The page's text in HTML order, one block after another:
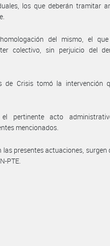
los que deberán tramitar
del mismo, el
colectivo, sin perjuicio del
de Crisis tomó la intervención
pertinente acto
mencionados.
presentes actuaciones, surgen
PTE.